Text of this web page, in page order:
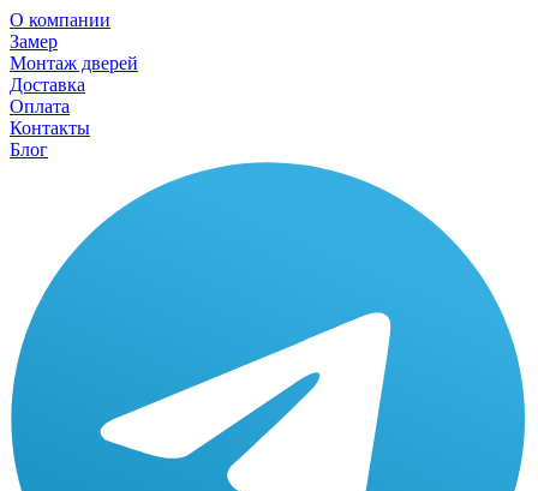
О компании
Замер
Монтаж дверей
Доставка
Оплата
Контакты
Блог